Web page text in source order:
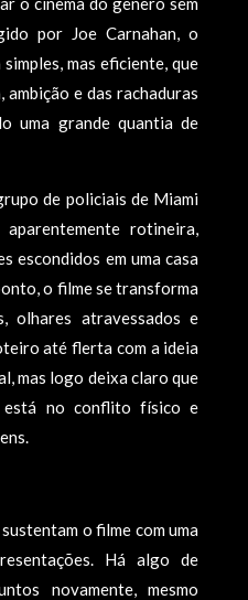
por Joe Carnahan, o
mas eficiente, que
e das rachaduras
uma grande quantia de
de policiais de Miami
rotineira,
escondidos em uma casa
o filme se transforma
olhares atravessados e
até flerta com a ideia
mas logo deixa claro que
está no conflito físico e
o filme com uma
Há algo de
novamente, mesmo